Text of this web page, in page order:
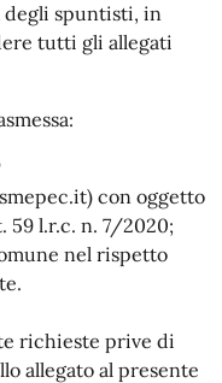
degli spuntisti, in
tutti gli allegati
con oggetto
59 l.r.c. n. 7/2020;
nel rispetto
richieste prive di
allegato al presente